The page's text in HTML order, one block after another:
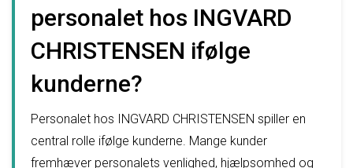
personalet hos INGVARD
CHRISTENSEN ifølge
kunderne?
Personalet hos INGVARD CHRISTENSEN spiller en
central rolle ifølge kunderne. Mange kunder
fremhæver personalets venlighed, hjælpsomhed og